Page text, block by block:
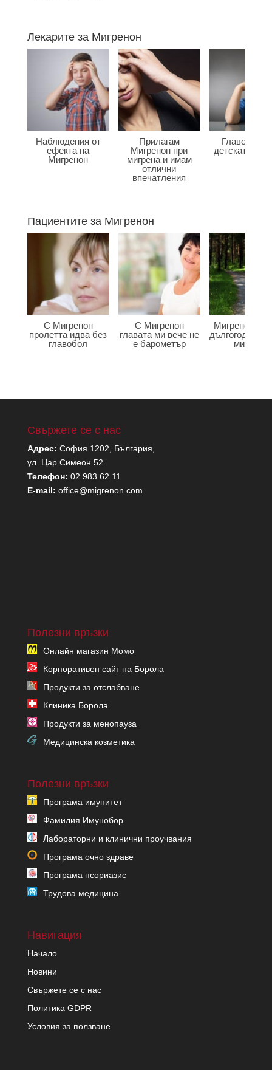
Лекарите за Мигренон
Наблюдения от
ефекта на
Мигренон
Прилагам
Мигренон при
мигрена и имам
отлични
впечатления
детската
Пациентите за Мигренон
С Мигренон
пролетта идва без
главобол
С Мигренон
главата ми вече не
е барометър
Мигренон
мигрена
Свържете се с нас
Адрес: София 1202, България,
ул. Цар Симеон 52
Телефон: 02 983 62 11
E-mail: office@migrenon.com
Полезни връзки
Онлайн магазин Момо
Корпоративен сайт на Борола
Продукти за отслабване
Клиника Борола
Продукти за менопауза
Медицинска козметика
Полезни връзки
Програма имунитет
Фамилия Имунобор
Лабораторни и клинични проучвания
Програма очно здраве
Програма псориазис
Трудова медицина
Навигация
Начало
Новини
Свържете се с нас
Политика GDPR
Условия за ползване